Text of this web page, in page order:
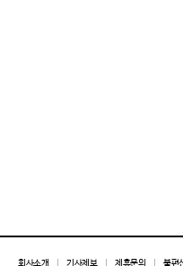
회사소개 기사제보 제휴문의 불편